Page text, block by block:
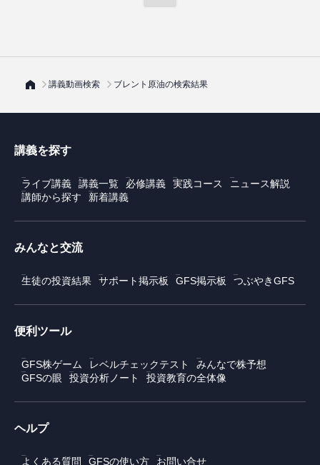
講義動画検索 ブレント原油の検索結果
講義を探す
ライブ講義 講義一覧 必修講義 実践コース
ニュース解説
講師から探す
新着講義
みんなと交流
生徒の投資結果 サポート掲示板 GFS掲示板 つぶやきGFS
便利ツール
GFS株ゲーム レベルチェックテスト
みんなで株予想
GFSの眼
投資分析ノート 投資教育の全体像
ヘルプ
よくある質問 GFSの使い方 お問い合せ